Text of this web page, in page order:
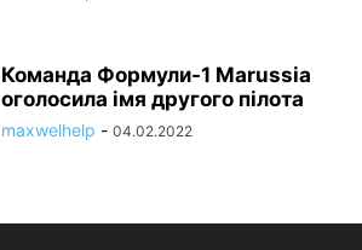
Команда Формули-1 Marussia
оголосила імя другого пілота
maxwelhelp - 04.02.2022